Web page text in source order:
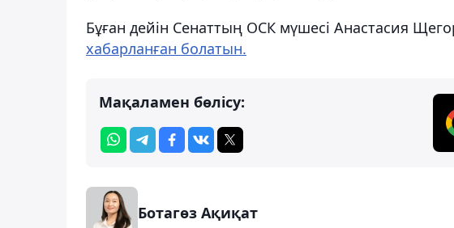
Бұған дейін Сенаттың ОСК мүшесі Анастасия
хабарланған болатын.
Мақаламен бөлісу:
Ботагөз Ақиқат